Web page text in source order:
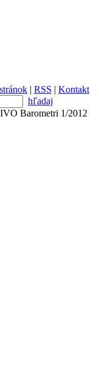
| RSS | Kontakt
hľadaj
Barometri 1/2012